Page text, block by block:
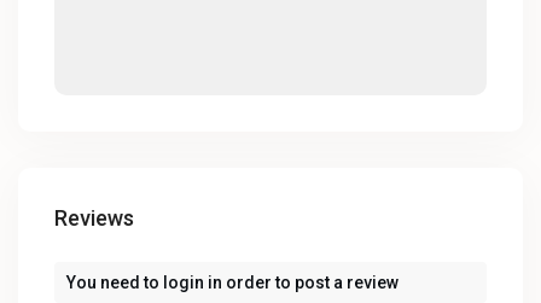
Reviews
You need to login in order to post a review